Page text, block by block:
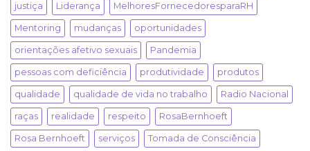
justiça Liderança MelhoresFornecedoresparaRH
Mentoring mudanças oportunidades
orientações afetivo sexuais Pandemia
pessoas com deficiência produtividade produtos
qualidade qualidade de vida no trabalho Radio Nacional
raças realidade respeito RosaBernhoeft
Rosa Bernhoeft serviços Tomada de Consciência